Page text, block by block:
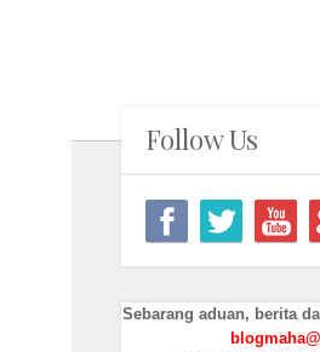
Follow Us
Sebarang aduan, berita